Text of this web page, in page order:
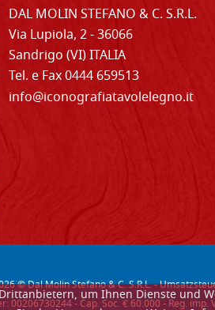
um Ihnen Dienste
DAL MOLIN STEFANO & C. S.R.L.
Via Lupiola, 2 - 36066
Sandrigo (VI) ITALIA
Tel. e Fax 0444 659513
info@iconografiatavolelegno.it
© Dal Molin Stefano & C. S.R.L. -
00206730244 - Cap. Soc. € 60.000 - Reg.